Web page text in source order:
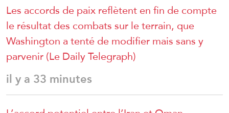
Les accords de paix reflètent en fin de compte
le résultat des combats sur le terrain, que
Washington a tenté de modifier mais sans y
parvenir (Le Daily Telegraph)
il y a 33 minutes